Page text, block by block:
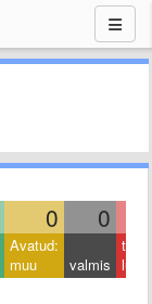
0 0
Avatud:
muu
valmis